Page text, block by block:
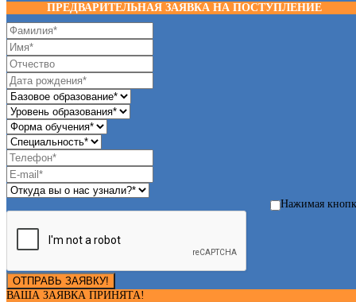
ПРЕДВАРИТЕЛЬНАЯ ЗАЯВКА НА ПОСТУПЛЕНИЕ
Нажимая
ОТПРАВЬ ЗАЯВКУ!
ВАША ЗАЯВКА ПРИНЯТА!